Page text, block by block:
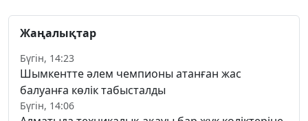
Жаңалықтар
Бүгін, 14:23
Шымкентте әлем чемпионы атанған жас
балуанға көлік табысталды
Бүгін, 14:06